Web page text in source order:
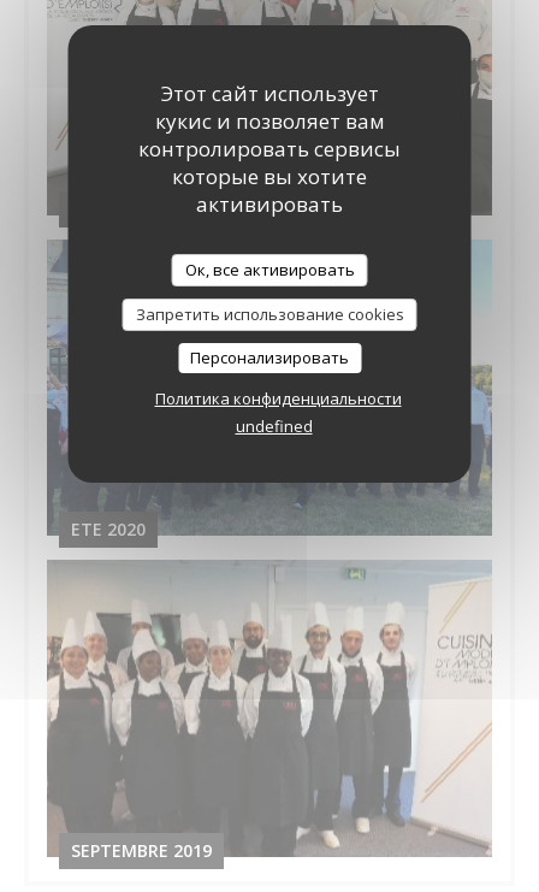
Этот сайт использует
кукис и позволяет вам
контролировать сервисы
которые вы хотите
активировать
Ок, все активировать
Запретить использование cookies
Персонализировать
Политика конфиденциальности
undefined
AUTOMNE 2020
ETE 2020
SEPTEMBRE 2019